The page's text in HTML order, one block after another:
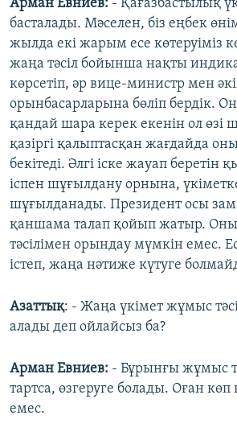
Арман Евниев: - Қағазбастылық
басталады. Мәселен, біз еңбек
жылда екі жарым есе көтеруіміз
жаңа тәсіл бойынша нақты
көрсетіп, әр вице-министр мен
орынбасарларына бөліп бердік.
қандай шара керек екенін ол өзі
қазіргі қалыптасқан жағдайда
бекітеді. Әлгі іске жауап беретін
іспен шұғылдану орнына,
шұғылданады. Президент осы
қаншама талап қойып жатыр.
тәсілімен орындау мүмкін емес.
істеп, жаңа нәтиже күтуге
Азаттық: - Жаңа үкімет жұмыс
алады деп ойлайсыз ба?
Арман Евниев: - Бұрынғы жұмыс
тартса, өзгеруге болады. Оған
емес.